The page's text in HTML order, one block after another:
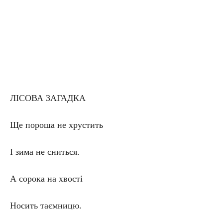
ЛІСОВА ЗАГАДКА
Ще пороша не хрустить
І зима не сниться.
А сорока на хвості
Носить таємницю.